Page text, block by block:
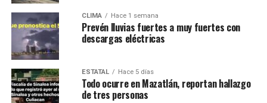
CLIMA Hace 1 semana
Prevén lluvias fuertes a muy fuertes con
descargas eléctricas
ESTATAL Hace 5 días
Todo ocurre en Mazatlán, reportan hallazgo
de tres personas